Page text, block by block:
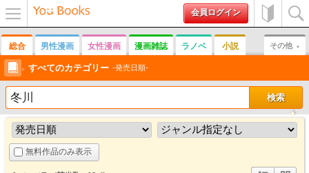
ー
会員ログイン
の方へ
総合 男性漫画 女性漫画 漫画雑誌 ラノベ 小説
男性誌 女性誌 趣味 実用書
その他
すべてのカテゴリー 発売日順
無料作品のみ表示